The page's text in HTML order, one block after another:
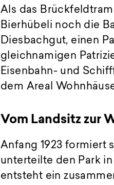
Als das
Bierhübeli noch die
Diesbachgut, einen
gleichnamigen
Eisenbahn- und
dem Areal
Vom Landsitz zur
Anfang 1923 formiert
unterteilte den Park
entsteht ein